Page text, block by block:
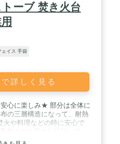
ーブ 焚き火台
ェイス 手袋
詳しく見る
心に楽しみ★ 部分は全体に
の三層構造になって、耐熱
や料理などの時に安心で
首を傷つけないことを考え